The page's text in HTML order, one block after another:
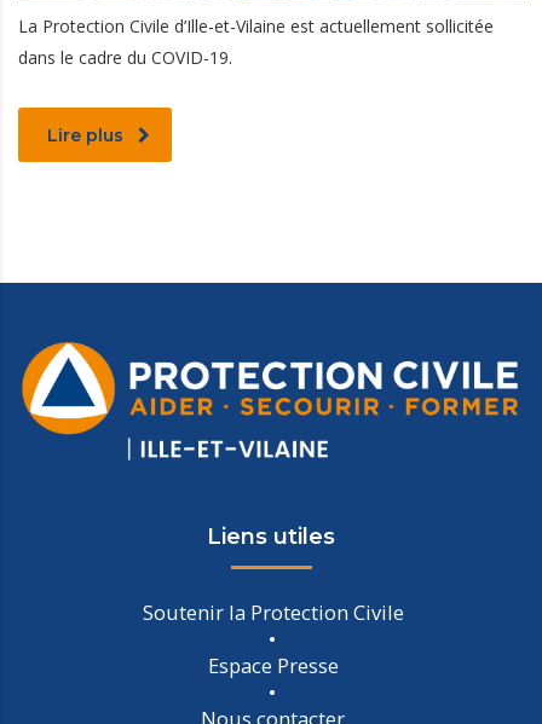
La Protection Civile d’Ille-et-Vilaine est actuellement sollicitée
dans le cadre du COVID-19.
Lire plus
Liens utiles
Soutenir la Protection Civile
Espace Presse